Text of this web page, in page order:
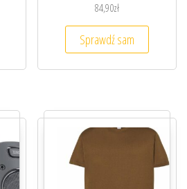
84,90zł
Sprawdź sam